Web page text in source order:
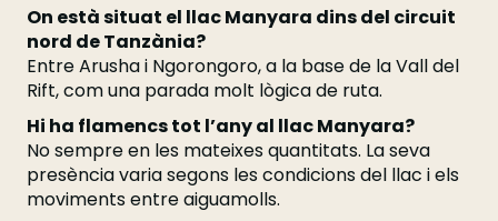
On està situat el llac Manyara dins del circuit
nord de Tanzània?
Entre Arusha i Ngorongoro, a la base de la Vall del
Rift, com una parada molt lògica de ruta.
Hi ha flamencs tot l’any al llac Manyara?
No sempre en les mateixes quantitats. La seva
presència varia segons les condicions del llac i els
moviments entre aiguamolls.